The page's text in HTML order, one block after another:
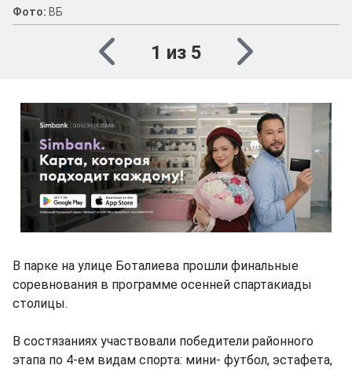
Фото: ВБ
1 из 5
В парке на улице Боталиева прошли финальные
соревнования в программе осенней спартакиады
столицы.
В состязаниях участвовали победители районного
этапа по 4-ем видам спорта: мини- футбол, эстафета,